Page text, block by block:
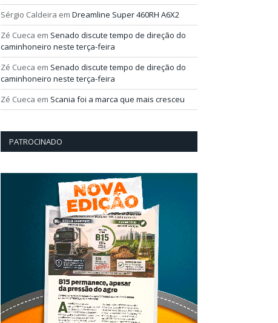
Sérgio Caldeira em Dreamline Super 460RH A6X2
Zé Cueca em Senado discute tempo de direção do
caminhoneiro neste terça-feira
Zé Cueca em Senado discute tempo de direção do
caminhoneiro neste terça-feira
Zé Cueca em Scania foi a marca que mais cresceu
PATROCINADO